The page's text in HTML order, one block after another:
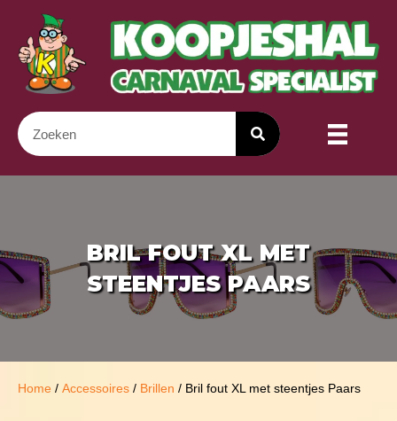
BRIL FOUT XL MET
STEENTJES PAARS
Home / Accessoires / Brillen / Bril fout XL met steentjes Paars